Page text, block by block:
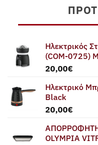
Ηλεκτρικός
(COM-0725)
20,00€
Ηλεκτρικό
Black
20,00€
OLYMPIA